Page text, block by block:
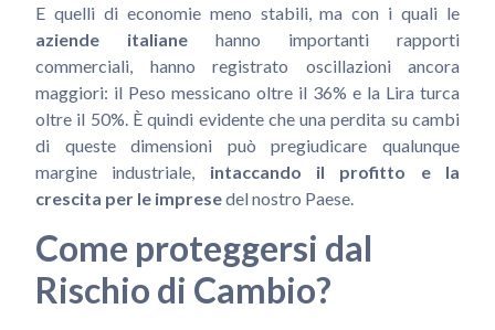
E quelli di economie meno stabili, ma con i quali le
aziende italiane hanno importanti rapporti
commerciali, hanno registrato oscillazioni ancora
maggiori: il Peso messicano oltre il 36% e la Lira turca
oltre il 50%. È quindi evidente che una perdita su cambi
di queste dimensioni può pregiudicare qualunque
margine industriale,
intaccando il profitto e la
crescita per le impresedel nostro Paese.
Come proteggersi dal
Rischio di Cambio?